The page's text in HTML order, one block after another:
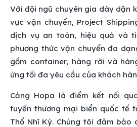
Với đội ngũ chuyên gia dày dặn
vực vận chuyển, Project
dịch vụ an toàn, hiệu quả và
phương thức vận chuyển đa
gồm container, hàng rời và
ứng tối đa yêu cầu của khách
Cảng Hopa là điểm kết nối
tuyến thương mại biển quốc tế
Thổ Nhĩ Kỳ. Chúng tôi đảm bảo